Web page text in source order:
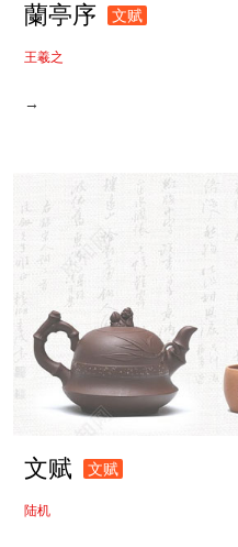
蘭亭序 文赋
王羲之
→
文赋 文赋
陆机